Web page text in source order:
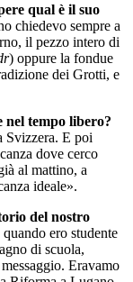
qual è il suo
chiedevo sempre a
il pezzo intero di
) oppure la fondue
dei Grotti, e
nel tempo libero?
Svizzera. E poi
dove cerco
al mattino, a
ideale».
del nostro
ero studente
di scuola,
Eravamo